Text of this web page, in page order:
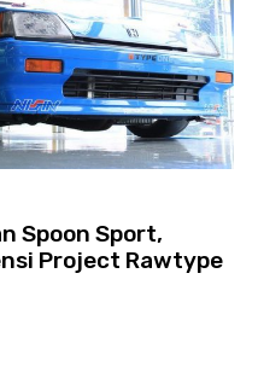
Spoon Sport,
Project Rawtype